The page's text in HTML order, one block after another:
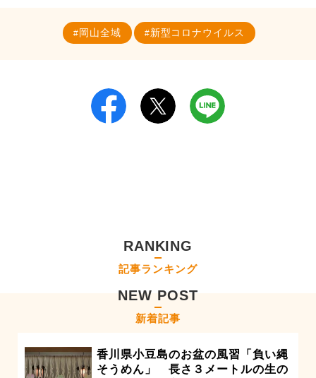
岡山全域 新型コロナウイルス
RANKING
記事ランキング
NEW POST
新着記事
香川県小豆島のお盆の風習「負い縄
そうめん」 長さ３メートルの生の